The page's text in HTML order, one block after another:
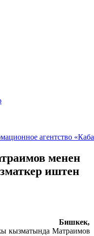
менен
иштен
Бишкек,
кызматында Матраимов